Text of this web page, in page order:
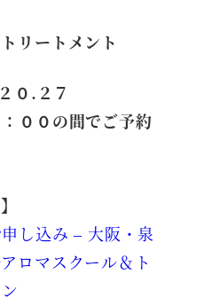
リートメント
０.２７
００の間でご予約
し込み – 大阪・泉
ロマスクール＆ト